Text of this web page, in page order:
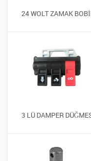
24 WOLT ZAMAK
3 LÜ DAMPER